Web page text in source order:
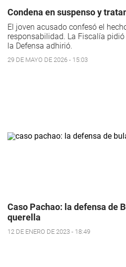
Condena en suspenso y
El joven acusado confesó el
responsabilidad. La Fiscalía
la Defensa adhirió.
29 DE MAYO DE 2026 - 15:03
Caso Pachao: la defensa de
querella
12 DE ENERO DE 2023 - 18:49